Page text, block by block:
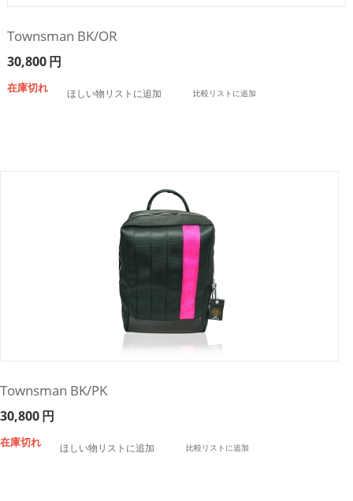
Townsman BK/OR
30,800円
在庫切れ ほしい物リストに追加 比較リストに追加
Townsman BK/PK
30,800円
在庫切れ ほしい物リストに追加 比較リストに追加